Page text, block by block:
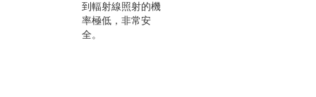
到輻射線照射的機
率極低，非常安
全。